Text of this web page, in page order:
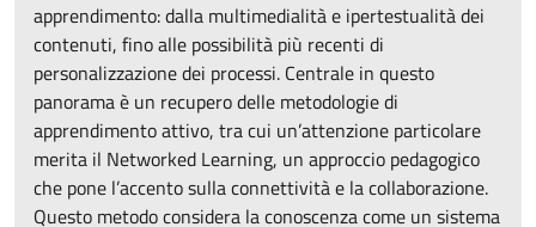
apprendimento: dalla multimedialità e ipertestualità dei
contenuti, fino alle possibilità più recenti di
personalizzazione dei processi. Centrale in questo
panorama è un recupero delle metodologie di
apprendimento attivo, tra cui un’attenzione particolare
merita il Networked Learning, un approccio pedagogico
che pone l’accento sulla connettività e la collaborazione.
Questo metodo considera la conoscenza come un sistema